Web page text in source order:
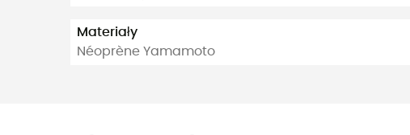
Materiały
Néoprène Yamamoto